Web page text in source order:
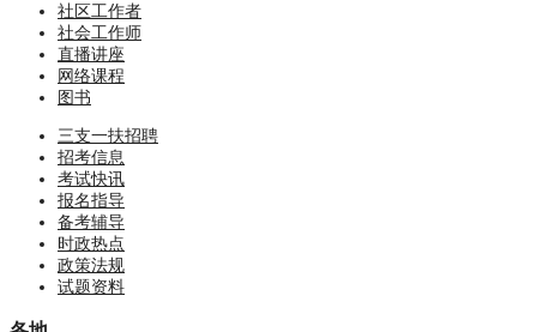
社区工作者
社会工作师
直播讲座
网络课程
图书
三支一扶招聘
招考信息
考试快讯
报名指导
备考辅导
时政热点
政策法规
试题资料